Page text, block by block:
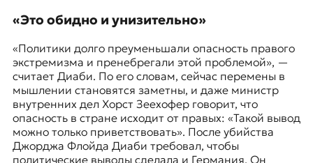
«Это обидно и унизительно»
«Политики долго преуменьшали опасность правого
экстремизма и пренебрегали этой проблемой», —
считает Диаби. По его словам, сейчас перемены в
мышлении становятся заметны, и даже министр
внутренних дел Хорст Зеехофер говорит, что
опасность в стране исходит от правых: «Такой вывод
можно только приветствовать». После убийства
Джорджа Флойда Диаби требовал, чтобы
политические выводы сделала и Германия. Он